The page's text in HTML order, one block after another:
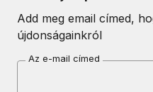
Add meg email címed,
újdonságainkról
Az e-mail címed